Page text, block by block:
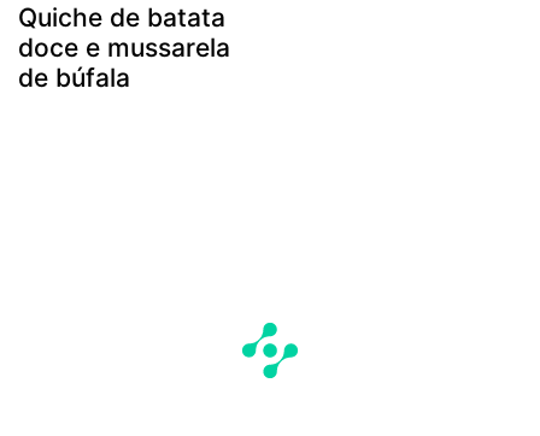
Quiche de batata
doce e mussarela
de búfala